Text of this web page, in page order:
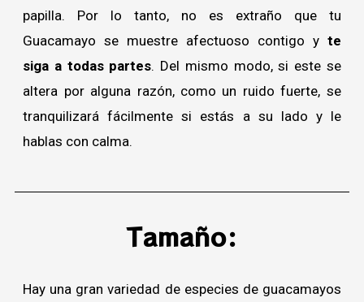
papilla. Por lo tanto, no es extraño que tu
Guacamayo se muestre afectuoso contigo y te
siga a todas partes. Del mismo modo, si este se
altera por alguna razón, como un ruido fuerte, se
tranquilizará fácilmente si estás a su lado y le
hablas con calma.
Tamaño:
Hay una gran variedad de especies de guacamayos